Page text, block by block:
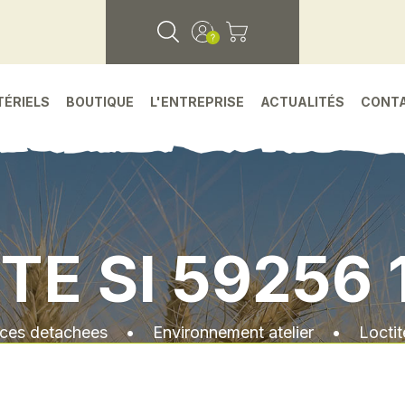
BOUTIQUE L'ENTREPRISE ACTUALITÉS
SI 59256
detachees •Environnement atelier•